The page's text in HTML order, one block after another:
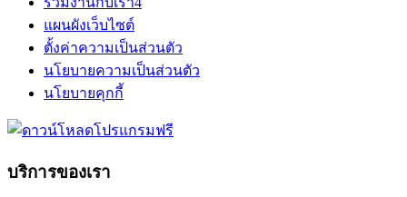
แผนผังเว็บไซต์
ตั้งค่าความเป็นส่วนตัว
นโยบายความเป็นส่วนตัว
นโยบายคุกกี้
บริการของเรา